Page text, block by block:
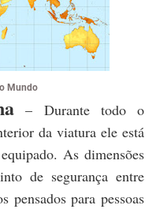
Mundo
– Durante todo o
da viatura ele está
As dimensões
de segurança entre
pensados para pessoas